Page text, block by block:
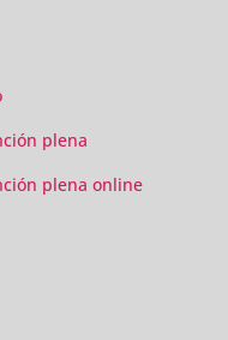
plena
plena online